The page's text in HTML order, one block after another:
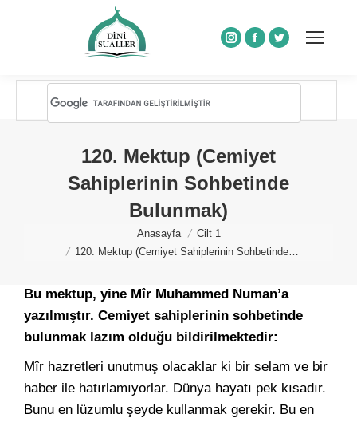
Instagram
Facebook
Twitter
120. Mektup (Cemiyet
Sahiplerinin Sohbetinde
Bulunmak)
Anasayfa
Cilt 1
120. Mektup (Cemiyet Sahiplerinin Sohbetinde…
Bu mektup, yine Mîr Muhammed Numan’a
yazılmıştır. Cemiyet sahiplerinin sohbetinde
bulunmak lazım olduğu bildirilmektedir:
Mîr hazretleri unutmuş olacaklar ki bir selam ve bir
haber ile hatırlamıyorlar. Dünya hayatı pek kısadır.
Bunu en lüzumlu şeyde kullanmak gerekir. Bu en